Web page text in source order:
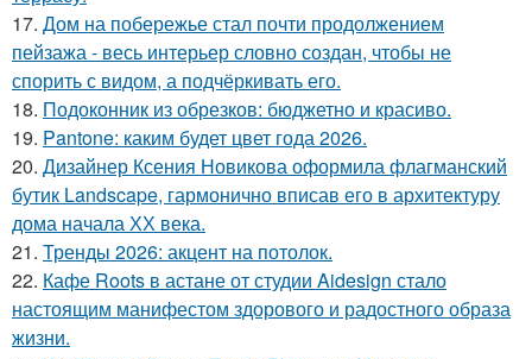
17. Дом на побережье стал почти продолжением
пейзажа - весь интерьер словно создан, чтобы не
спорить с видом, а подчёркивать его.
18. Подоконник из обрезков: бюджетно и красиво.
19. Pantone: каким будет цвет года 2026.
20. Дизайнер Ксения Новикова оформила флагманский
бутик Landscape, гармонично вписав его в архитектуру
дома начала ХХ века.
21. Тренды 2026: акцент на потолок.
22. Кафе Roots в астане от студии Aidesign стало
настоящим манифестом здорового и радостного образа
жизни.